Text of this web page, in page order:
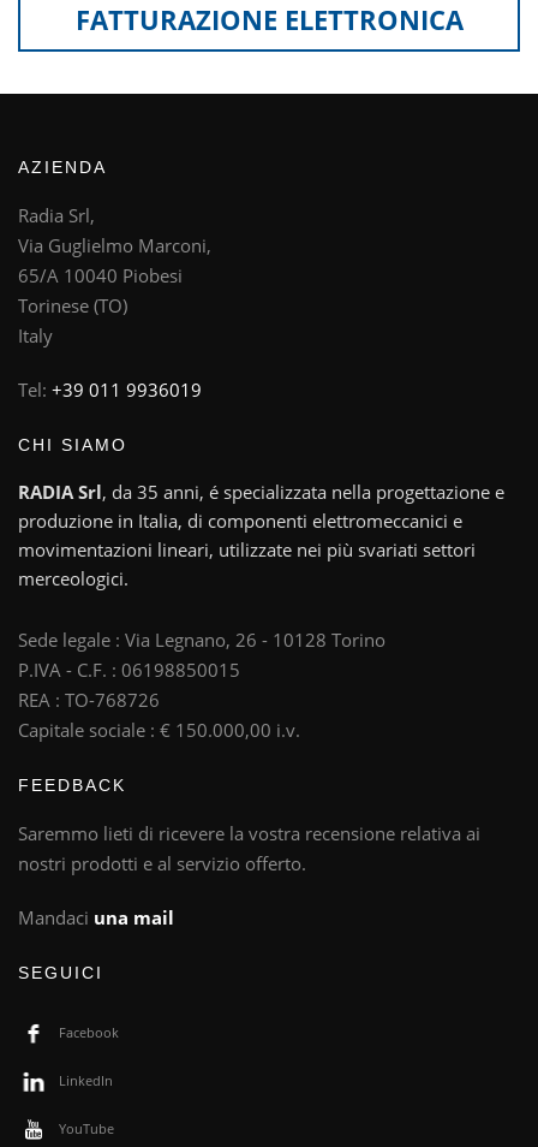
FATTURAZIONE ELETTRONICA
AZIENDA
Radia Srl,
Via Guglielmo Marconi,
65/A 10040 Piobesi
Torinese (TO)
Italy
Tel: +39 011 9936019
CHI SIAMO
RADIA Srl, da 35 anni, é specializzata nella progettazione e
produzione in Italia, di componenti elettromeccanici e
movimentazioni lineari, utilizzate nei più svariati settori
merceologici.
Sede legale : Via Legnano, 26 - 10128 Torino
P.IVA - C.F. : 06198850015
REA : TO-768726
Capitale sociale : € 150.000,00 i.v.
FEEDBACK
Saremmo lieti di ricevere la vostra recensione relativa ai
nostri prodotti e al servizio offerto.
Mandaci una mail
SEGUICI
Facebook
LinkedIn
YouTube